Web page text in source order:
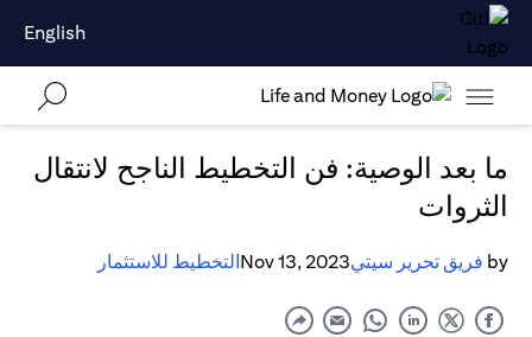
English
ما بعد الوصية: فن التخطيط الناجح لانتقال
الثروات
by فريق تحرير سيتيNov 13, 2023التخطيط للاستثمار